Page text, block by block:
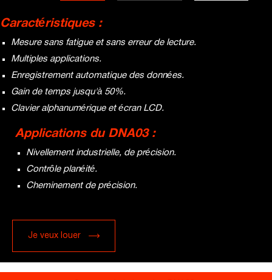
Caractéristiques :
Mesure sans fatigue et sans erreur de lecture.
Multiples applications.
Enregistrement automatique des données.
Gain de temps jusqu'à 50%.
Clavier alphanumérique et écran LCD.
Applications du DNA03 :
Nivellement industrielle, de précision.
Contrôle planéité.
Cheminement de précision.
Je veux louer